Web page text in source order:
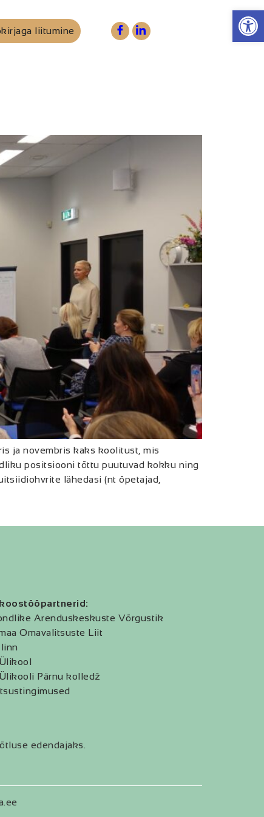
liitumine
ja novembris kaks koolitust, mis
positsiooni tõttu puutuvad kokku ning
lähedasi (nt õpetajad,
Arenduskeskuste Võrgustik
Omavalitsuste Liit
Pärnu kolledž
edendajaks.